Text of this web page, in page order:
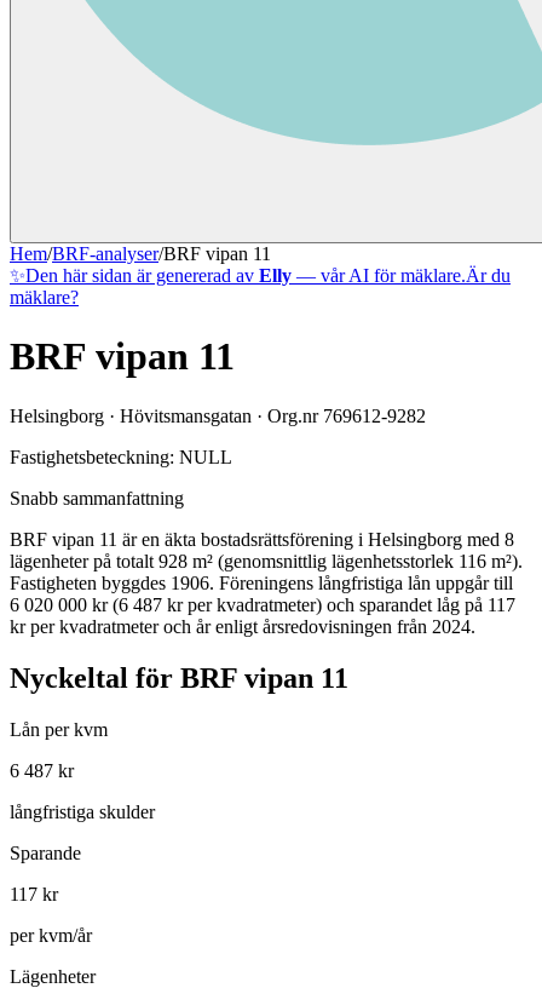
Hem/BRF-analyser/BRF vipan 11
✨Den här sidan är genererad av Elly — vår AI för mäklare.Är du
mäklare?
BRF vipan 11
Helsingborg · Hövitsmansgatan · Org.nr 769612-9282
Fastighetsbeteckning: NULL
Snabb sammanfattning
BRF vipan 11 är en äkta bostadsrättsförening i Helsingborg med 8
lägenheter på totalt 928 m² (genomsnittlig lägenhetsstorlek 116 m²).
Fastigheten byggdes 1906. Föreningens långfristiga lån uppgår till
6 020 000 kr (6 487 kr per kvadratmeter) och sparandet låg på 117
kr per kvadratmeter och år enligt årsredovisningen från 2024.
Nyckeltal för BRF vipan 11
Lån per kvm
6 487 kr
långfristiga skulder
Sparande
117 kr
per kvm/år
Lägenheter